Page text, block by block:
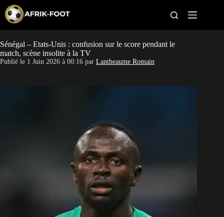
p
t
o
c
o
CAN féminine
Classement
Paris sportifs
Sénégal – Etats-Unis : confusion sur le score pendant le
match, scène insolite à la TV
Publié le 1 Juin 2026 à 00:16 par Lantheaume Romain